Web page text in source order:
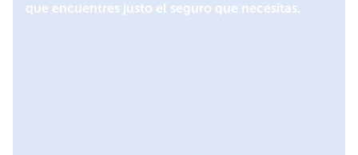
que encuentres justo el seguro que necesitas.